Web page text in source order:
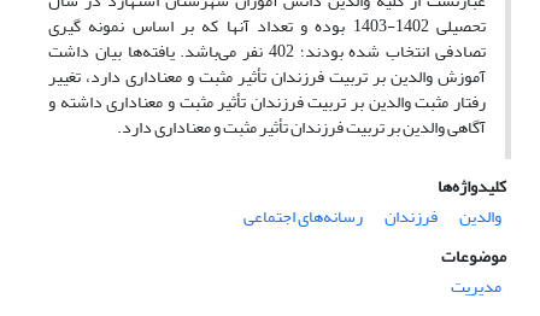
تحصیلی 1402-1403 بوده و تعداد آنها که بر اساس نمونه گیری
تصادفی انتخاب شده بودند؛ 402 نفر می‌باشد. یافته‌ها بیان داشت
آموزش والدین بر تربیت فرزندان تأثیر مثبت و معناداری دارد، تغییر
رفتار مثبت والدین بر تربیت فرزندان تأثیر مثبت و معناداری داشته و
آگاهی والدین بر تربیت فرزندان تأثیر مثبت و معناداری دارد.
کلیدواژه‌ها
والدین
فرزندان
رسانه‌های اجتماعی
موضوعات
مدیریت